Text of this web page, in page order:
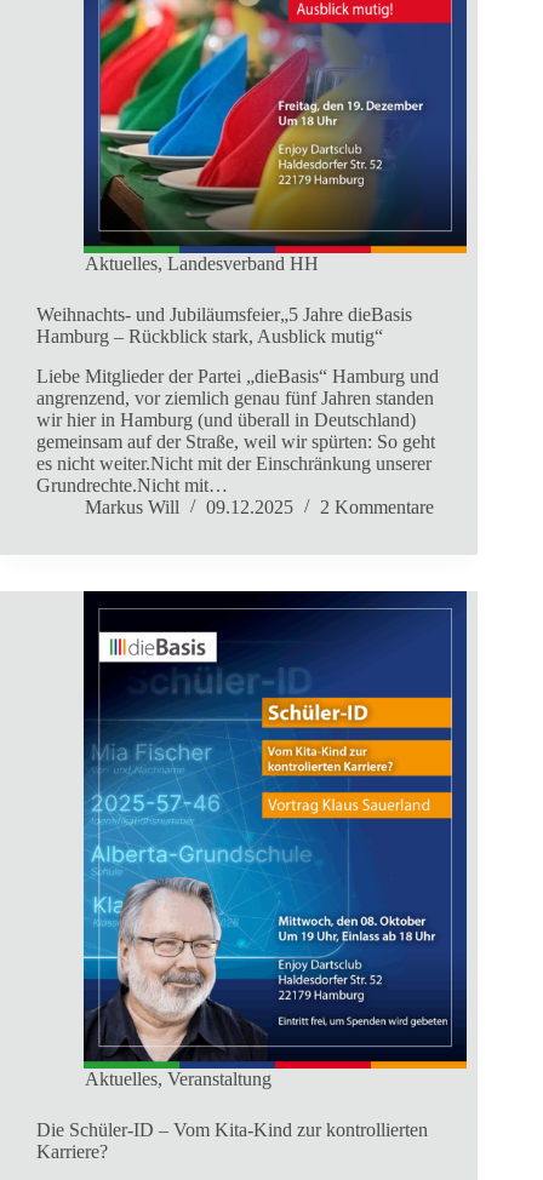
Aktuelles, Landesverband HH
Weihnachts- und Jubiläumsfeier„5 Jahre dieBasis
Hamburg – Rückblick stark, Ausblick mutig“
Liebe Mitglieder der Partei „dieBasis“ Hamburg und
angrenzend, vor ziemlich genau fünf Jahren standen
wir hier in Hamburg (und überall in Deutschland)
gemeinsam auf der Straße, weil wir spürten: So geht
es nicht weiter.Nicht mit der Einschränkung unserer
Grundrechte.Nicht mit…
Markus Will
09.12.2025 2 Kommentare
Aktuelles, Veranstaltung
Die Schüler-ID – Vom Kita-Kind zur kontrollierten
Karriere?